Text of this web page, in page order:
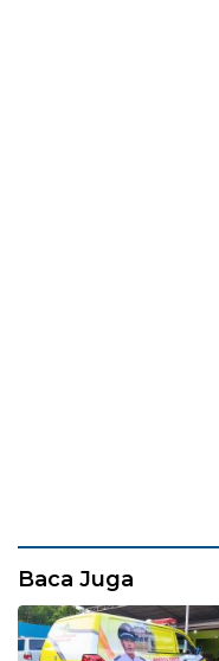
Baca Juga